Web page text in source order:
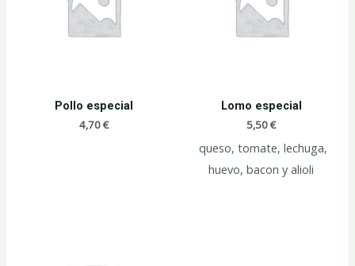
Pollo especial
4,70€
Lomo especial
5,50€
queso, tomate, lechuga,
huevo, bacon y alioli